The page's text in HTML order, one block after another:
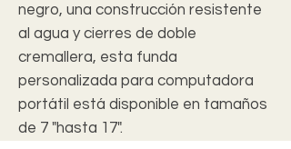
negro, una construcción resistente
al agua y cierres de doble
cremallera, esta funda
personalizada para computadora
portátil está disponible en tamaños
de 7 "hasta 17".